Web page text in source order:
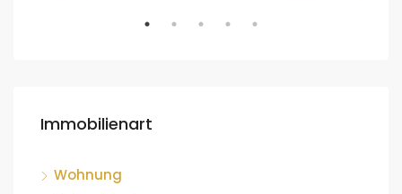
Immobilienart
Wohnung